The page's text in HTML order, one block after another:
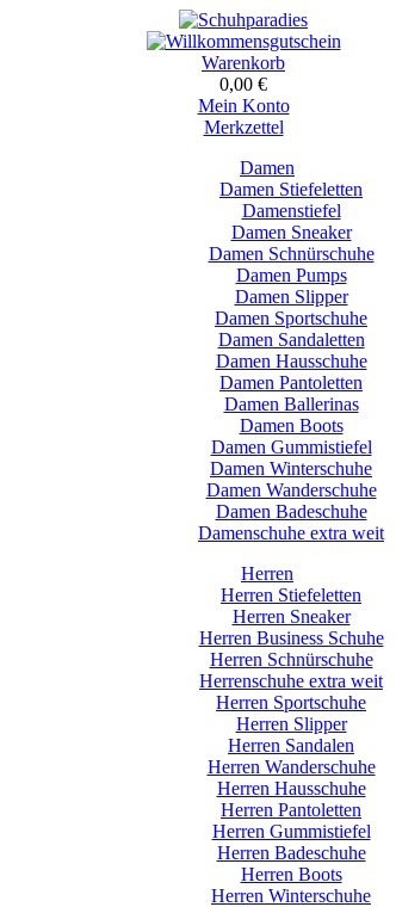
Warenkorb
0,00 €
Mein Konto
Merkzettel
Damen
Damen Stiefeletten
Damenstiefel
Damen Sneaker
Damen Schnürschuhe
Damen Pumps
Damen Slipper
Damen Sportschuhe
Damen Sandaletten
Damen Hausschuhe
Damen Pantoletten
Damen Ballerinas
Damen Boots
Damen Gummistiefel
Damen Winterschuhe
Damen Wanderschuhe
Damen Badeschuhe
Damenschuhe extra weit
Herren
Herren Stiefeletten
Herren Sneaker
Herren Business Schuhe
Herren Schnürschuhe
Herrenschuhe extra weit
Herren Sportschuhe
Herren Slipper
Herren Sandalen
Herren Wanderschuhe
Herren Hausschuhe
Herren Pantoletten
Herren Gummistiefel
Herren Badeschuhe
Herren Boots
Herren Winterschuhe